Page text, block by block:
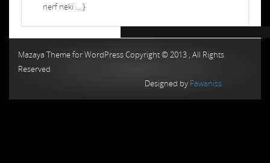
nerf neki ... }
Mazaya Theme for WordPress Copyright © 2013 , All Rights
Reserved
Designed by Fawaniss